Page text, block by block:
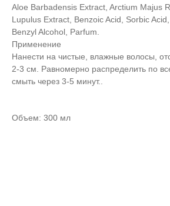
Aloe Barbadensis Extract, Arctium Majus
Lupulus Extract, Benzoic Acid, Sorbic
Benzyl Alcohol, Parfum.
Применение
Нанести на чистые, влажные волосы,
2-3 см. Равномерно распределить по
смыть через 3-5 минут..
Объем: 300 мл